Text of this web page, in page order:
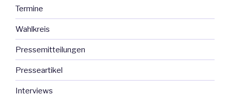
Termine
Wahlkreis
Pressemitteilungen
Presseartikel
Interviews